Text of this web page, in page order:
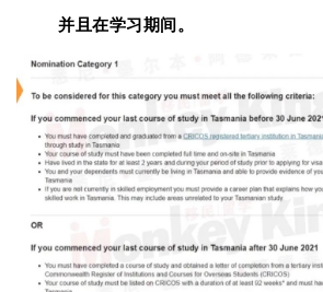
并且在学习期间。